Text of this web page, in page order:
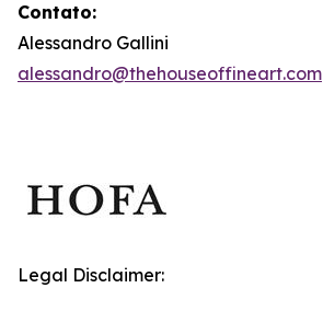
Contato:
Alessandro Gallini
alessandro@thehouseoffineart.com
Legal Disclaimer: